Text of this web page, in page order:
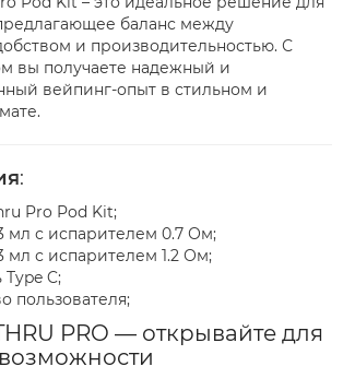
баланс между
и производительностью. С
вы получаете надежный и
вейпинг-опыт в стильном и
:
Pro Pod Kit;
мл с испарителем 0.7 Ом;
мл с испарителем 1.2 Ом;
C;
пользователя;
PRO — открывайте для